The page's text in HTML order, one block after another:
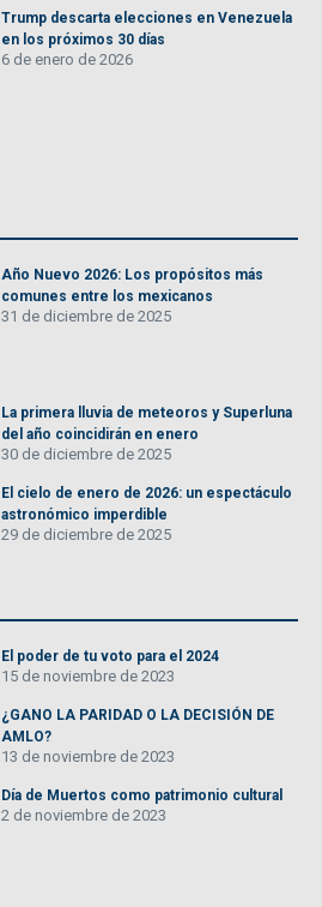
Trump descarta elecciones en Venezuela
en los próximos 30 días
6 de enero de 2026
Año Nuevo 2026: Los propósitos más
comunes entre los mexicanos
31 de diciembre de 2025
La primera lluvia de meteoros y Superluna
del año coincidirán en enero
30 de diciembre de 2025
El cielo de enero de 2026: un espectáculo
astronómico imperdible
29 de diciembre de 2025
El poder de tu voto para el 2024
15 de noviembre de 2023
¿GANO LA PARIDAD O LA DECISIÓN DE
AMLO?
13 de noviembre de 2023
Día de Muertos como patrimonio cultural
2 de noviembre de 2023